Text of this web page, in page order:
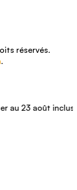
réservés.
.
août inclus –